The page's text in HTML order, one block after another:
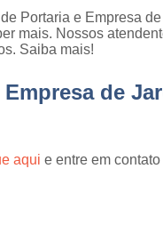
Manutenção de
jardins
Serviço de
Portaria e Empresa
mais. Nossos
Saiba mais!
de
aqui e entre em